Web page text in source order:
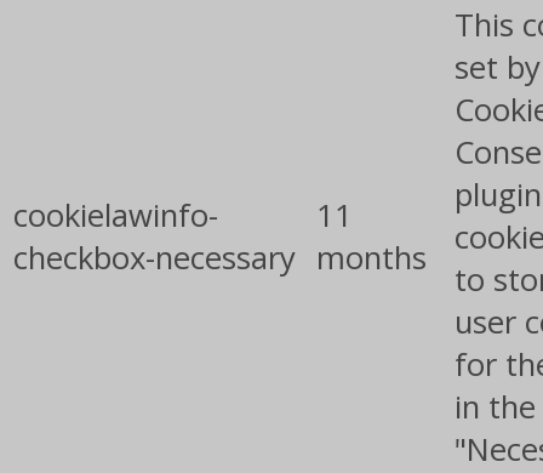
cookielawinfo-
checkbox-necessary
11
months
This
set
to
user
for
in